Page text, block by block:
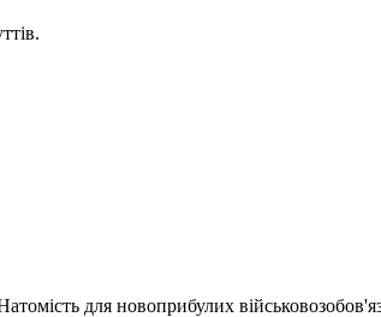
для новоприбулих